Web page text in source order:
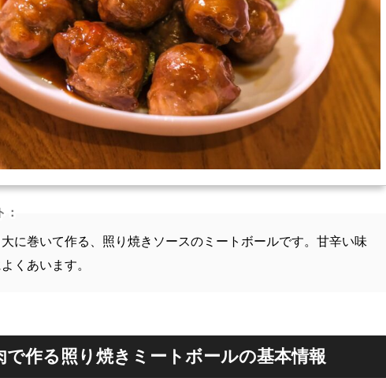
に巻いて作る、照り焼きソースのミートボールです。甘辛い味
くあいます。
で作る照り焼きミートボールの基本情報